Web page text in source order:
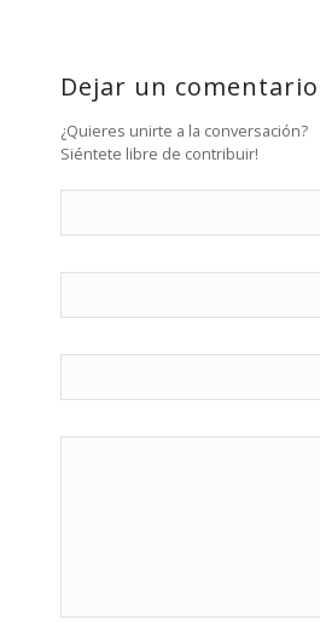
Dejar un comentario
¿Quieres unirte a la conversación?
Siéntete libre de contribuir!